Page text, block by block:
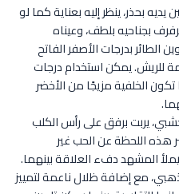
بحذر، ينظر إليه بعناية كما لو
بجناحيه بلطف، وعيناه
الطائر بدرجات الأصفر الفاتح
للريش. يمكن استخدام درجات
تكون الخلفية مزيجًا من الأخضر
يربت برفق على رأس الكلب
هذه اللحظة عن الحب غير
المشهد دفء العلاقة بينهما.
مع إضافة ظلال ناعمة لتمييز